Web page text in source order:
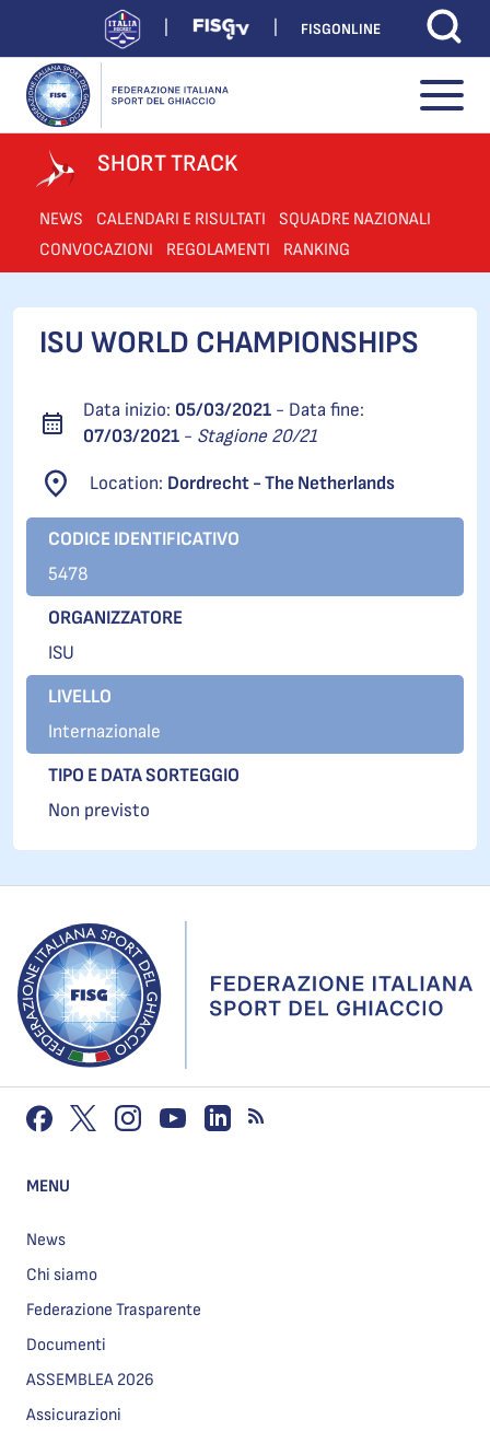
FISGONLINE
SHORT TRACK
NEWS CALENDARI E RISULTATI
SQUADRE NAZIONALI
CONVOCAZIONI
REGOLAMENTI RANKING
ISU WORLD CHAMPIONSHIPS
Data inizio: 05/03/2021 - Data fine:
07/03/2021 - Stagione 20/21
Location: Dordrecht - The Netherlands
CODICE IDENTIFICATIVO
5478
ORGANIZZATORE
ISU
LIVELLO
Internazionale
TIPO E DATA SORTEGGIO
Non previsto
MENU
News
Chi siamo
Federazione Trasparente
Documenti
ASSEMBLEA 2026
Assicurazioni